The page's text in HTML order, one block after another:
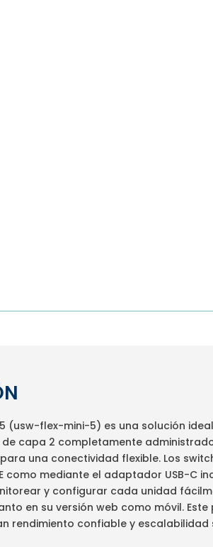
5 (usw-flex-mini-5) es una solución
de capa 2 completamente
una conectividad flexible. Los
como mediante el adaptador USB-C
y configurar cada unidad
en su versión web como móvil.
rendimiento confiable y